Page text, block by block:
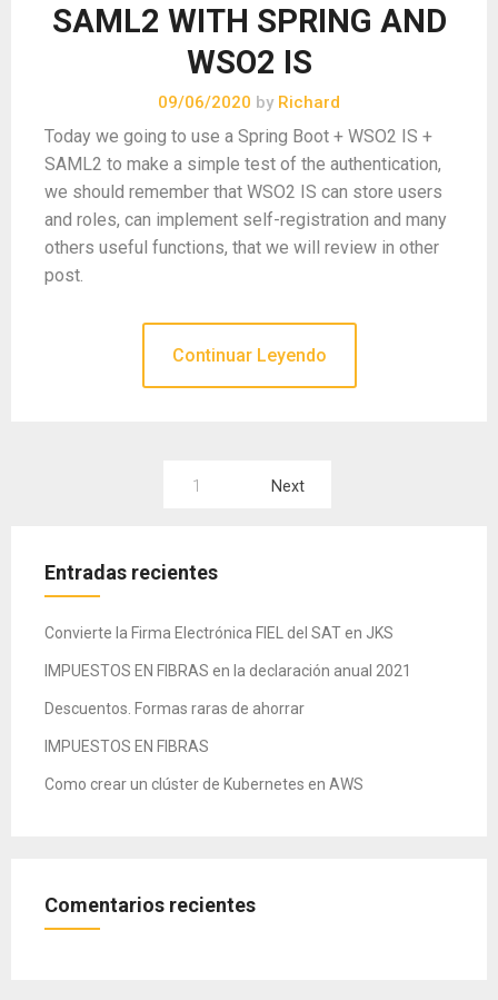
SAML2 WITH SPRING AND
WSO2 IS
09/06/2020 by Richard
Today we going to use a Spring Boot + WSO2 IS +
SAML2 to make a simple test of the authentication,
we should remember that WSO2 IS can store users
and roles, can implement self-registration and many
others useful functions, that we will review in other
post.
Continuar Leyendo
entradas
1 Next
Entradas recientes
Convierte la Firma Electrónica FIEL del SAT en JKS
IMPUESTOS EN FIBRAS en la declaración anual 2021
Descuentos. Formas raras de ahorrar
IMPUESTOS EN FIBRAS
Como crear un clúster de Kubernetes en AWS
Comentarios recientes